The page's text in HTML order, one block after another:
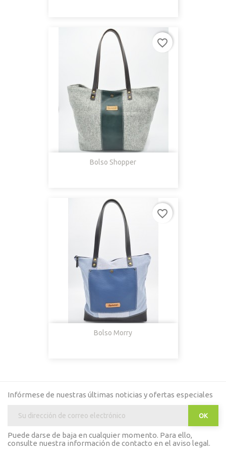
Bolso Shopper
favorite_border
Bolso Morry
favorite_border
Infórmese de nuestras últimas noticias y ofertas especiales
Puede darse de baja en cualquier momento. Para ello,
consulte nuestra información de contacto en el aviso legal.